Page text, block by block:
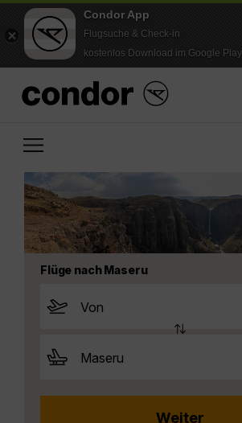
Condor App
Flugsuche & Check-in
kostenlos Download im Google
Flüge nach Maseru